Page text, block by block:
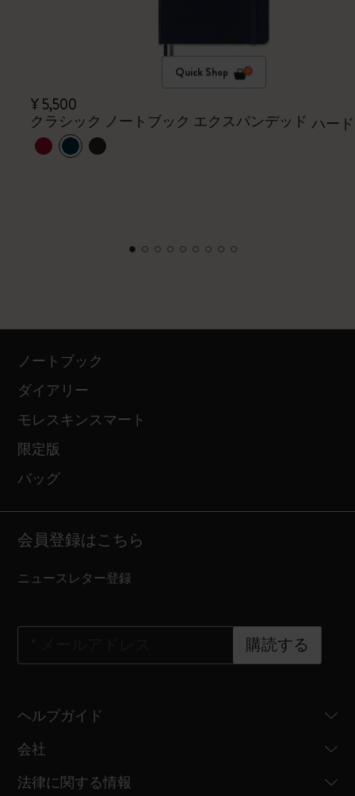
Quick Shop
¥ 5,500
クラシック ノートブック エクスパンデッド ハー
ノートブック
ダイアリー
モレスキンスマート
限定版
バッグ
会員登録はこちら
ニュースレター登録
購読する
ヘルプガイド
会社
法律に関する情報